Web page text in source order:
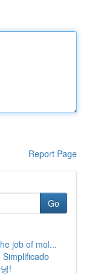
Report Page
Go
job of mol...
!